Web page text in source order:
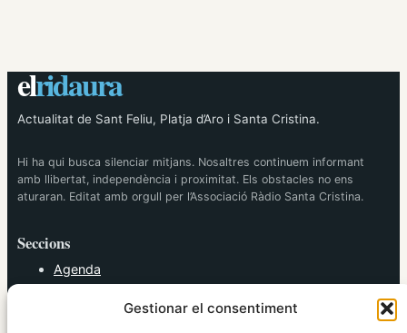
Gestionar el consentiment
elridaura
Actualitat de Sant Feliu, Platja d’Aro i Santa Cristina.
Hi ha qui busca silenciar mitjans. Nosaltres continuem informant
amb llibertat, independència i proximitat. Els obstacles no ens
aturaran. Editat amb orgull per l’Associació Ràdio Santa Cristina.
Seccions
Agenda
Cultura